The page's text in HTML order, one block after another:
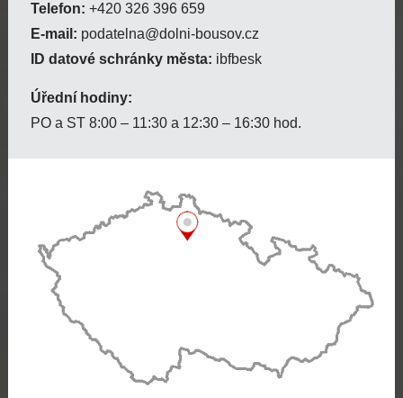
Telefon: +420 326 396 659
E-mail: podatelna@dolni-bousov.cz
ID datové schránky města: ibfbesk
Úřední hodiny:
PO a ST 8:00 – 11:30 a 12:30 – 16:30 hod.